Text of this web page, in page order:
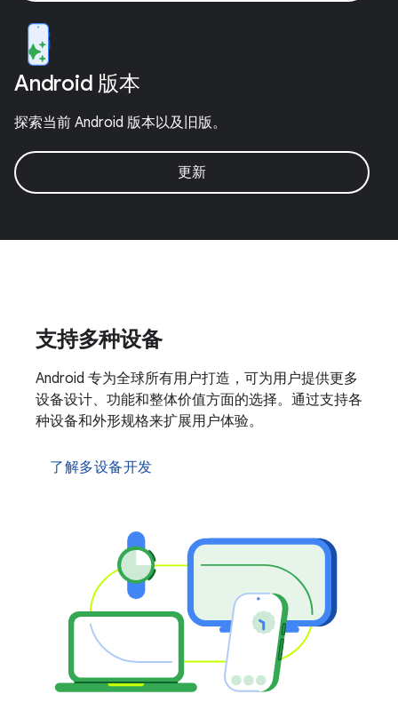
Android 版本
探索当前 Android 版本以及旧版。
更新
支持多种设备
Android 专为全球所有用户打造，可为用户提供更多
设备设计、功能和整体价值方面的选择。通过支持各
种设备和外形规格来扩展用户体验。
了解多设备开发